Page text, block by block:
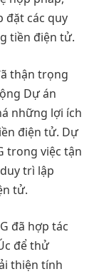
đặt các quy
tiền điện tử.
thận trọng
Dự án
những lợi ích
điện tử. Dự
trong việc tận
trì lập
tử.
đã hợp tác
để thử
thiện tính